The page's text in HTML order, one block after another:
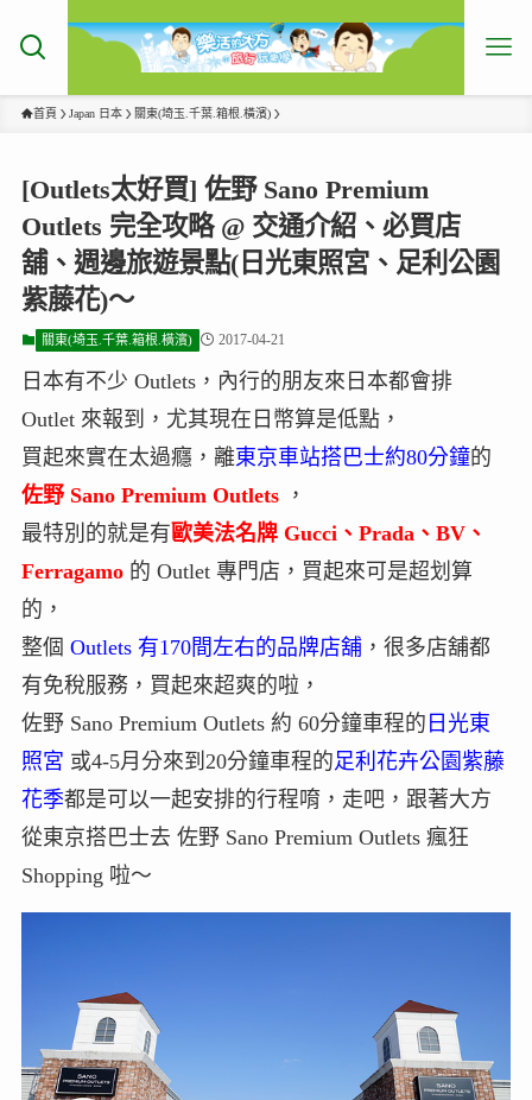
首頁 Japan 日本 關東(埼玉.千葉.箱根.橫濱)
[Outlets太好買] 佐野 Sano Premium
Outlets 完全攻略 @ 交通介紹、必買店
舖、週邊旅遊景點(日光東照宮、足利公園
紫藤花)～
關東(埼玉.千葉.箱根.橫濱) 2017-04-21
日本有不少 Outlets，內行的朋友來日本都會排
Outlet 來報到，尤其現在日幣算是低點，
買起來實在太過癮，離東京車站搭巴士約80分鐘的
佐野 Sano Premium Outlets，
最特別的就是有歐美法名牌 Gucci、Prada、BV、
Ferragamo的 Outlet 專門店，買起來可是超划算
的，
整個 Outlets 有170間左右的品牌店舖 ，很多店舖都
有免稅服務，買起來超爽的啦，
佐野 Sano Premium Outlets 約 60分鐘車程的 日光東
照宮 或4-5月分來到20分鐘車程的足利花卉公園紫藤
花季都是可以一起安排的行程唷，走吧，跟著大方
從東京搭巴士去 佐野 Sano Premium Outlets 瘋狂
Shopping 啦～